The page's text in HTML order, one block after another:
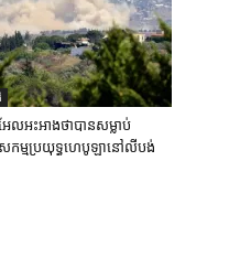
លអះអាងថាបានសម្លាប់
កម្មប្រយុទ្ធហេបូឡានៅលីបង់